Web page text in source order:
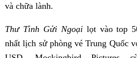
và chữa lành.
Thư Tình Gửi Ngoạilọt vào top
nhất lịch sử phòng vé Trung Quốc